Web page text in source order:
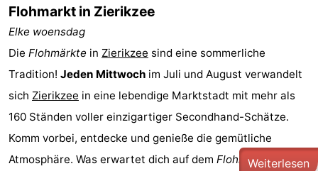
Flohmarkt in Zierikzee
Elke woensdag
Die Flohmärkte in Zierikzee sind eine sommerliche
Tradition! Jeden Mittwoch im Juli und August verwandelt
sich Zierikzee in eine lebendige Marktstadt mit mehr als
160 Ständen voller einzigartiger Secondhand-Schätze.
Komm vorbei, entdecke und genieße die gemütliche
Atmosphäre. Was erwartet dich auf dem Flohmarktin ...
Weiterlesen